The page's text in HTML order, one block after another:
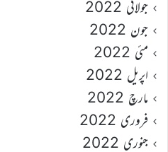
جولائی 2022
جون 2022
مئی 2022
اپریل 2022
مارچ 2022
فروری 2022
جنوری 2022